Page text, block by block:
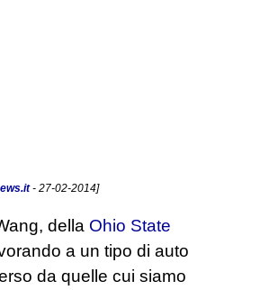
- 27-02-2014]
della Ohio State
a un tipo di auto
da quelle cui siamo